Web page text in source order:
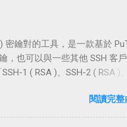
很容易就被藏木馬或是被駭，
教學 Step 1 主網域 www 設定
再到右頁框中點選畫面中的【
按下【儲存】 出現提示：「無
」，或是子網域「blog」。
設置。 以「頂層網域」來觀
ghs.google.com 」，且若需將
入techcoke.com 會直接跳轉
密鑰對的工具，是一款基於
，也可以與一些其他 SSH 客
1 ( RSA )、SSH-2 ( RSA )、
金鑰 進行簡易修編。例如幫
上如果要連線到 Red Hat
閱讀完整